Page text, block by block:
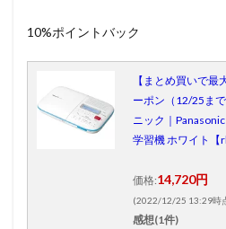
10%ポイントバック
【まとめ買いで最
ーポン（12/25ま
ニック｜Panasonic
学習機 ホワイト【
価格:14,720円
(2022/12/25 13:29時
感想(1件)